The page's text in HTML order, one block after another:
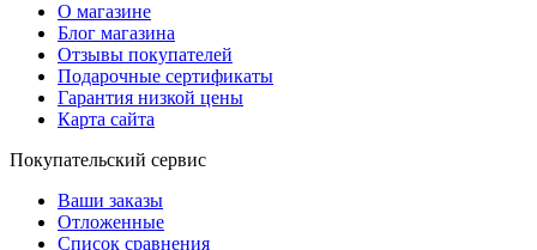
О магазине
Блог магазина
Отзывы покупателей
Подарочные сертификаты
Гарантия низкой цены
Карта сайта
Покупательский сервис
Ваши заказы
Отложенные
Список сравнения